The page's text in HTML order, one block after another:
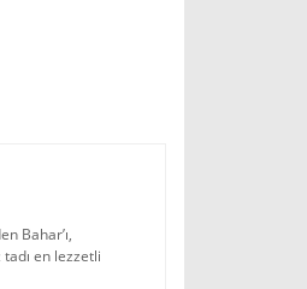
Bahar’ı,
en lezzetli